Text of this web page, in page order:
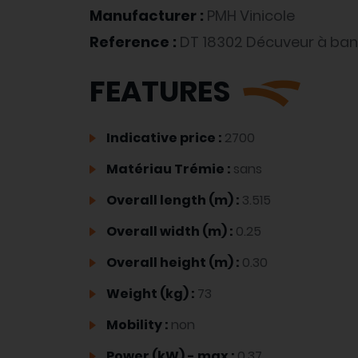
Manufacturer : PMH Vinicole
Reference : DT 18302 Décuveur à
FEATURES
Indicative price : 2700
Matériau Trémie : sans
Overall length (m) : 3.515
Overall width (m) : 0.25
Overall height (m) : 0.30
Weight (kg) : 73
Mobility : non